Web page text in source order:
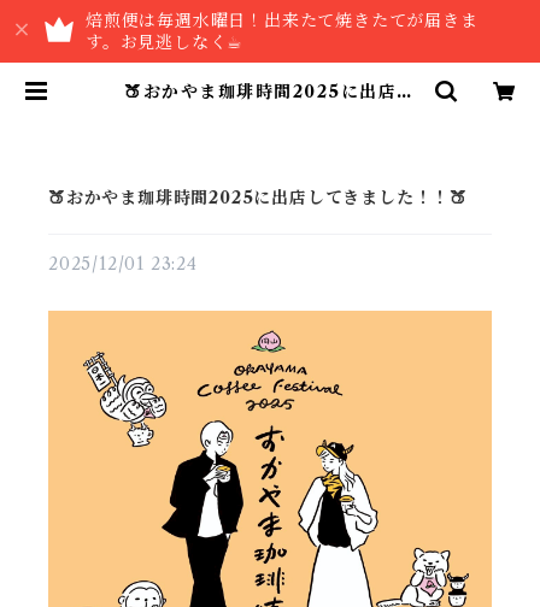
焙煎便は毎週水曜日！出来たて焼きたてが届きま
す。お見逃しなく☕︎
🍑おかやま珈琲時間2025に出店し
🍑おかやま珈琲時間2025に出店してきました！！🍑
2025/12/01 23:24